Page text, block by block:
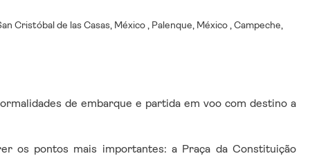
Cristóbal de las Casas, México , Palenque, México , Campeche,
de embarque e partida em voo com destino a
os pontos mais importantes: a Praça da Constituição